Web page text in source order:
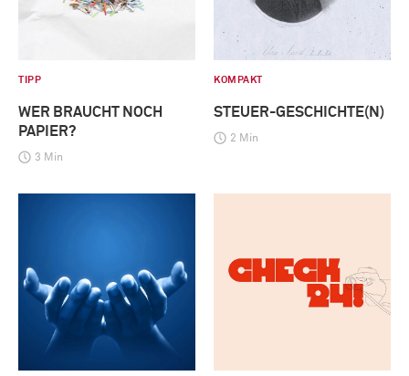
TIPP
WER BRAUCHT NOCH
PAPIER?
3 Min
KOMPAKT
STEUER-GESCHICHTE(N)
2 Min